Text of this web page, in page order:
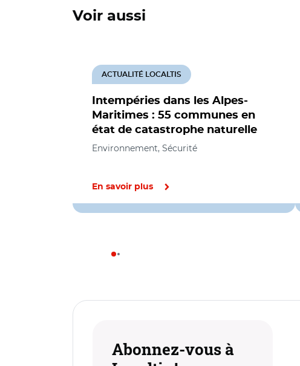
Voir aussi
Intempéries dans les Alpes-
Maritimes : 55 communes en
état de catastrophe naturelle
ACTUALITÉ LOCALTIS
Environnement, Sécurité
En savoir plus
Abonnez-vous à